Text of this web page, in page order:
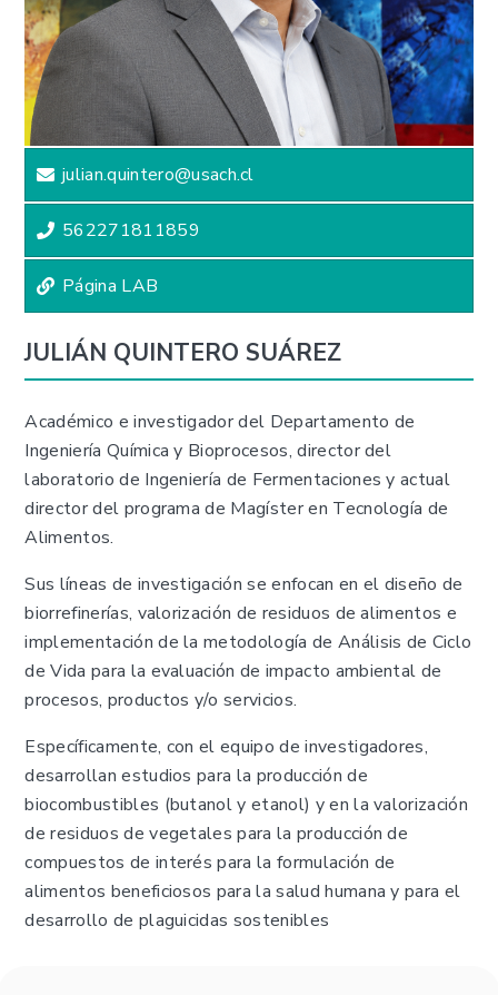
julian.quintero@usach.cl
562271811859
Página LAB
JULIÁN QUINTERO SUÁREZ
Académico e investigador del Departamento de
Ingeniería Química y Bioprocesos, director del
laboratorio de Ingeniería de Fermentaciones y actual
director del programa de Magíster en Tecnología de
Alimentos.
Sus líneas de investigación se enfocan en el diseño de
biorrefinerías, valorización de residuos de alimentos e
implementación de la metodología de Análisis de Ciclo
de Vida para la evaluación de impacto ambiental de
procesos, productos y/o servicios.
Específicamente, con el equipo de investigadores,
desarrollan estudios para la producción de
biocombustibles (butanol y etanol) y en la valorización
de residuos de vegetales para la producción de
compuestos de interés para la formulación de
alimentos beneficiosos para la salud humana y para el
desarrollo de plaguicidas sostenibles